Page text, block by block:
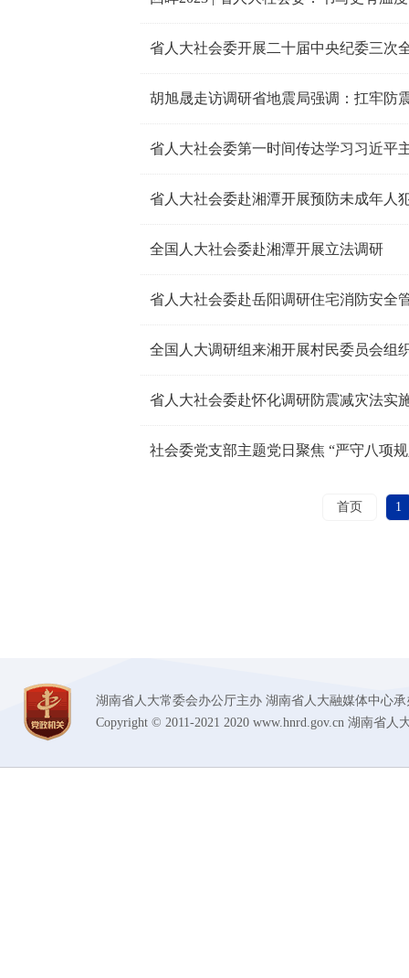
省人大社会委开展二十届中央纪委三次
省人大社会委第一时间传达学习习近平
省人大社会委赴湘潭开展预防未成年人
全国人大社会委赴湘潭开展立法调研
省人大社会委赴岳阳调研住宅消防安全
省人大社会委赴怀化调研防震减灾法实
社会委党支部主题党日聚焦 “严守八项
首页 1
湖南省人大常委会办公厅主办 湖南省人大融媒体中心
Copyright © 2011-2021 2020 www.hnrd.gov.cn 湖南省